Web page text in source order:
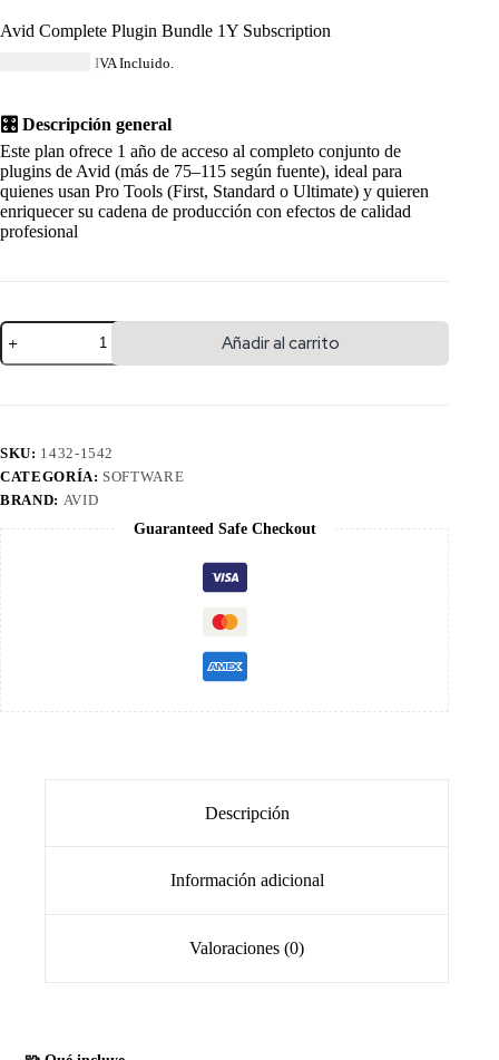
Avid Complete Plugin Bundle 1Y Subscription
IVA Incluido.
🎛️ Descripción general
Este plan ofrece 1 año de acceso al completo conjunto de
plugins de Avid (más de 75–115 según fuente), ideal para
quienes usan Pro Tools (First, Standard o Ultimate) y quieren
enriquecer su cadena de producción con efectos de calidad
profesional
Añadir al carrito
SKU: 1432-1542
CATEGORÍA: SOFTWARE
BRAND: AVID
Guaranteed Safe Checkout
Descripción
Información adicional
Valoraciones (0)